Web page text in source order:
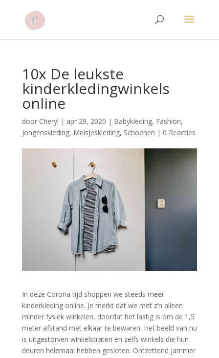
10x De leukste
kinderkledingwinkels
online
door Cheryl | apr 29, 2020 | Babykleding, Fashion,
Jongenskleding, Meisjeskleding, Schoenen | 0 Reacties
In deze Corona tijd shoppen we steeds meer
kinderkleding online. Je merkt dat we met z’n alleen
minder fysiek winkelen, doordat het lastig is om de 1,5
meter afstand met elkaar te bewaren. Het beeld van nu
is uitgestorven winkelstraten en zelfs winkels die hun
deuren helemaal hebben gesloten. Ontzettend jammer